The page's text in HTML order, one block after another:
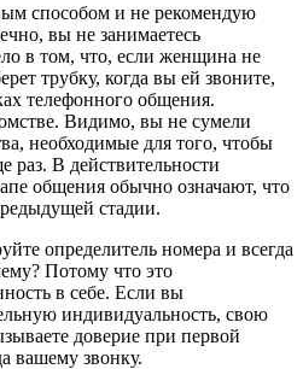
способом и не рекомендую
вы не занимаетесь
в том, что, если женщина не
трубку, когда вы ей звоните,
телефонного общения.
Видимо, вы не сумели
необходимые для того, чтобы
раз. В действительности
общения обычно означают, что
стадии.
определитель номера и всегда
Потому что это
в себе. Если вы
индивидуальность, свою
доверие при первой
вашему звонку.